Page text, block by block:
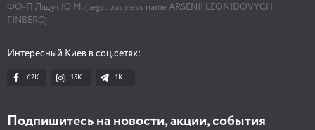
ФО-П Ліщук Ю.М. (legal business name ARSENII LEONIDOVYCH
FINBERG)
Интересный Киев в соц.сетях:
62K 15K 1К
Подпишитесь на новости, акции, события